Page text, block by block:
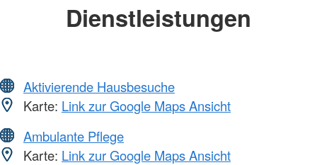
Dienstleistungen
Aktivierende Hausbesuche
Karte: Link zur Google Maps Ansicht
Ambulante Pflege
Karte: Link zur Google Maps Ansicht